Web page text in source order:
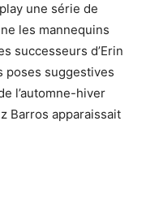
une série de
les mannequins
successeurs d’Erin
poses suggestives
l’automne-hiver
Barros apparaissait